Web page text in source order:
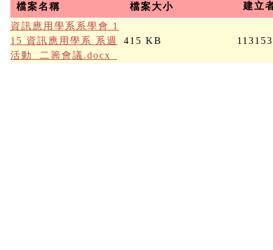
檔案名稱 檔案大小
建立
資訊應用學系系學會 1
15 資訊應用學系 系週
活動  二籌會議.docx_
415 KB